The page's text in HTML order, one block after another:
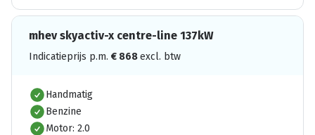
mhev skyactiv-x centre-line 137kW
Indicatieprijs p.m. € 868excl. btw
Handmatig
Benzine
Motor: 2.0